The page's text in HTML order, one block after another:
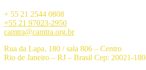
+ 55 21 2544 0808
+55 21 97023-2950
camtra@camtra.org.br
Rua da Lapa, 180 / sala 806 – Centro
Rio de Janeiro – RJ – Brasil Cep: 20021-180